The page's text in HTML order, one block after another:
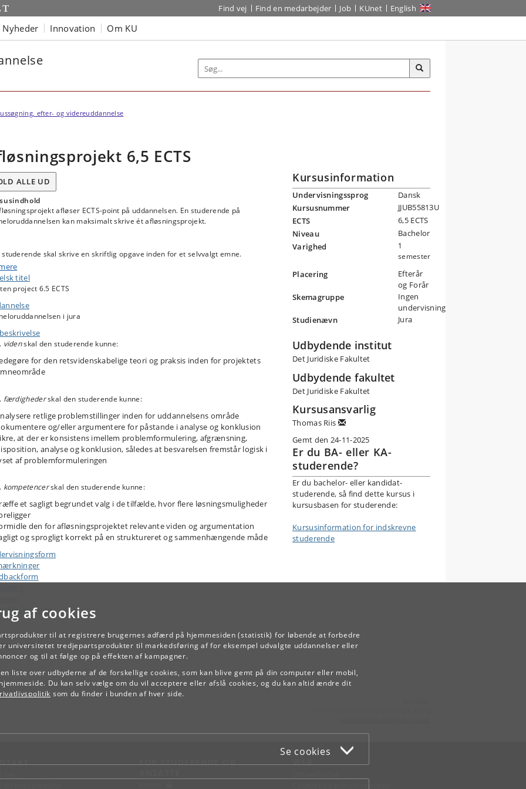
af cookies
til at registrere brugernes adfærd på hjemmesiden (statistik) for løbende at forbedre
universitetet tredjepartsprodukter til markedsføring af for eksempel udvalgte uddannelser eller
og til at følge op på effekten af kampagner.
liste over udbyderne af de forskellige cookies, som kan blive gemt på din computer eller mobil,
Du kan selv vælge om du vil acceptere eller afslå cookies, og du kan altid ændre dit
som du finder i bunden af hver side.
Se cookies
Find vej Find en medarbejder Job KUnet English
Nyheder Innovation Om KU
efter- og videreuddannelse
6,5 ECTS
ALLE UD
afløser ECTS-point på uddannelsen. En studerende på
kan maksimalt skrive ét afløsningsprojekt.
studerende skal skrive en skriftlig opgave inden for et selvvalgt emne.
ikke vejledning til projektet.
titel
project 6.5 ECTS
i jura
videnskal den studerende kunne:
for den retsvidenskabelige teori og praksis inden for projektets
færdighederskal den studerende kunne:
retlige problemstillinger inden for uddannelsens område
og/eller argumentere for påstande i analyse og konklusion
at der er konsistens imellem problemformulering, afgrænsning,
analyse og konklusion, således at besvarelsen fremstår logisk i
af problemformuleringen
kompetencerskal den studerende kunne:
et sagligt begrundet valg i de tilfælde, hvor flere løsningsmuligheder
den for afløsningsprojektet relevante viden og argumentation
og sprogligt korrekt på en struktureret og sammenhængende måde
Kursusinformation
Undervisningssprog
Dansk
Kursusnummer
JJUB55813U
ECTS
6,5 ECTS
Niveau
Bachelor
Varighed
1
semester
Placering
Efterår
og Forår
Skemagruppe
Ingen
undervisning
Studienævn
Jura
Udbydende institut
Det Juridiske Fakultet
Udbydende fakultet
Det Juridiske Fakultet
Kursusansvarlig
Thomas Riis
Gemt den 24-11-2025
Er du BA- eller KA-
studerende?
Er du bachelor- eller kandidat-
studerende, så find dette kursus i
kursusbasen for studerende:
Kursusinformation for indskrevne
studerende
TILBAGE
FOR STUDERENDE OG
WEB